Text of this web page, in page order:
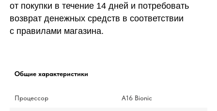
от покупки в течение 14 дней и потребовать
возврат денежных средств в соответствии
с правилами магазина.
Общие характеристики
Процессор A16 Bionic